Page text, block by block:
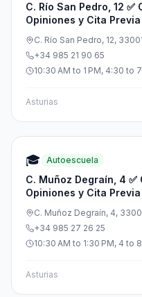
C. Río San Pedro, 12
Opiniones y Cita Previa
C. Río San Pedro, 12,
+34 985 21 90 65
10:30 AM to 1 PM, 4:30 to
Asturias
🎓 Autoescuela
C. Muñoz Degraín, 4
Opiniones y Cita Previa
C. Muñoz Degraín, 4,
+34 985 27 26 25
10:30 AM to 1:30 PM, 4 to
Asturias